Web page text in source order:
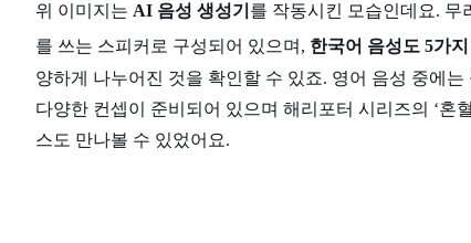
위 이미지는 AI 음성 생성기 를 작동시킨 모습인데요. 무
를 쓰는 스피커로 구성되어 있으며, 한국어 음성도 5가
양하게 나누어진 것을 확인할 수 있죠. 영어 음성 중에
다양한 컨셉이 준비되어 있으며 해리포터 시리즈의 ‘혼
스도 만나볼 수 있었어요.